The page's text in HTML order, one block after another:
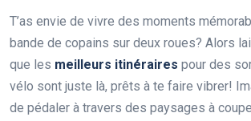
T’as envie de vivre des moments
bande de copains sur deux roues? Alors
que les meilleurs itinéraires pour des
vélo sont juste là, prêts à te faire vibrer!
de pédaler à travers des paysages à